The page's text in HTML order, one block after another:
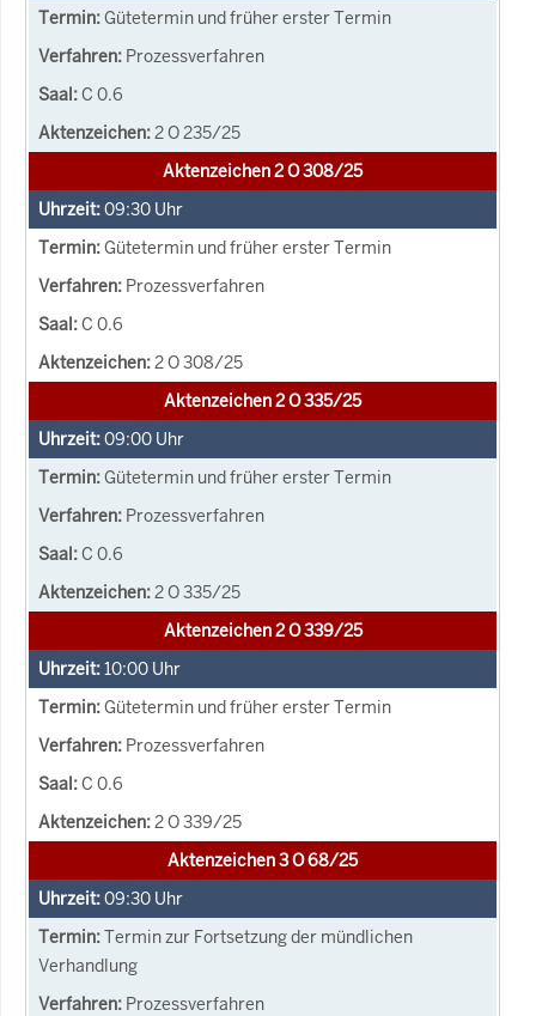
Gütetermin und früher erster Termin
Prozessverfahren
C 0.6
2 O 235/25
Aktenzeichen 2 O 308/25
09:30 Uhr
Gütetermin und früher erster Termin
Prozessverfahren
C 0.6
2 O 308/25
Aktenzeichen 2 O 335/25
09:00 Uhr
Gütetermin und früher erster Termin
Prozessverfahren
C 0.6
2 O 335/25
Aktenzeichen 2 O 339/25
10:00 Uhr
Gütetermin und früher erster Termin
Prozessverfahren
C 0.6
2 O 339/25
Aktenzeichen 3 O 68/25
09:30 Uhr
Termin zur Fortsetzung der mündlichen
Verhandlung
Prozessverfahren